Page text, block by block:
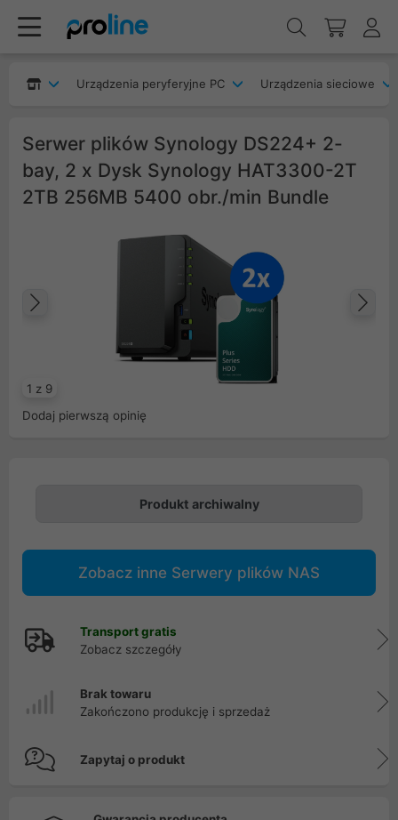
Urządzenia peryferyjne PC Urządzenia sieciowe
Serwer plików Synology DS224+ 2-
bay, 2 x Dysk Synology HAT3300-2T
2TB 256MB 5400 obr./min Bundle
1 z 9
Poprzedni
Dodaj pierwszą opinię
Produkt archiwalny
Zobacz inne Serwery plików NAS
Transport gratis
Zobacz szczegóły
Brak towaru
Zakończono produkcję i sprzedaż
Zapytaj o produkt